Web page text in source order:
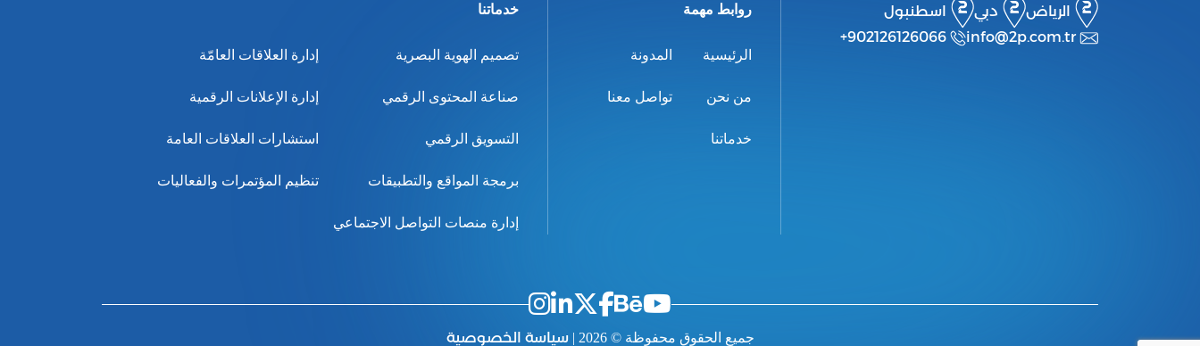
الرياض دبي
اسطنبول
info@2p.com.tr
+902126126066
روابط مهمة
الرئيسية
من نحن
خدماتنا
المدونة
تواصل معنا
خدماتنا
تصميم الهوية البصرية
صناعة المحتوى الرقمي
التسويق الرقمي
برمجة المواقع والتطبيقات
إدارة منصات التواصل الاجتماعي
إدارة العلاقات العامّة
إدارة الإعلانات الرقمية
استشارات العلاقات العامة
تنظيم المؤتمرات والفعاليات
جميع الحقوق محفوظة © 2026 | سياسة الخصوصية